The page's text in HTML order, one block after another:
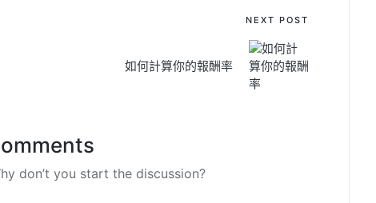
NEXT POST
如何計算你的報酬率
don’t you start the discussion?